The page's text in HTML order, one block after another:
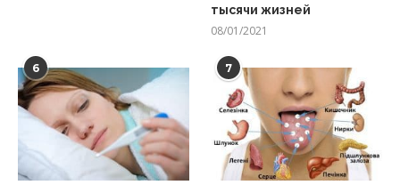
тысячи жизней
08/01/2021
6 7